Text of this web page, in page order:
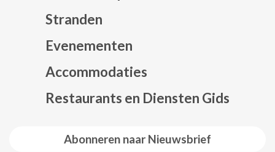
Abonneren naar Nieuwsbrief
Stranden
Evenementen
Accommodaties
Restaurants en Diensten Gids